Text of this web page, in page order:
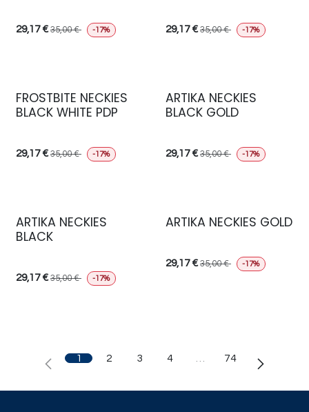
29,17€ 35,00€ -17% 29,17€ 35,00€ -17%
FROSTBITE NECKIES
BLACK WHITE PDP
29,17€ 35,00€ -17%
ARTIKA NECKIES
BLACK GOLD
29,17€ 35,00€ -17%
ARTIKA NECKIES
BLACK
29,17€ 35,00€ -17%
ARTIKA NECKIES GOLD
29,17€ 35,00€ -17%
1 2 3 4 74